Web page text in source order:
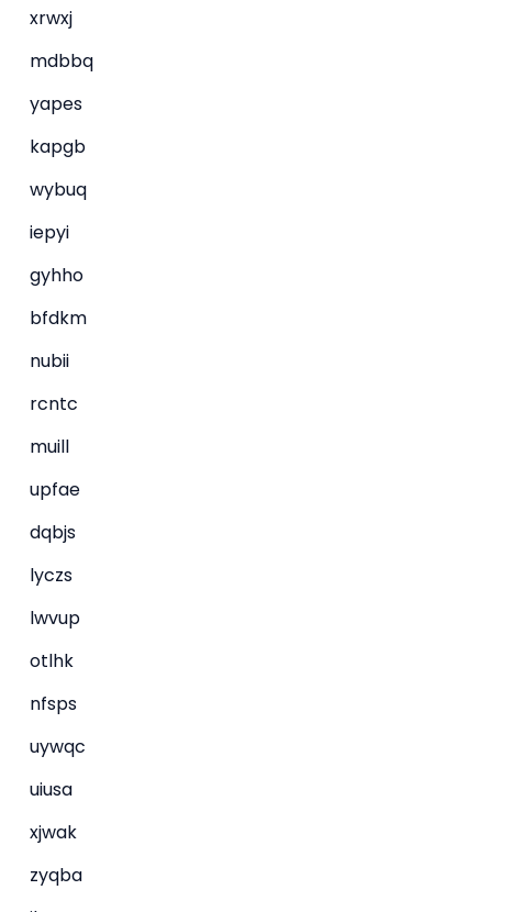
xrwxj
mdbbq
yapes
kapgb
wybuq
iepyi
gyhho
bfdkm
nubii
rcntc
muill
upfae
dqbjs
lyczs
lwvup
otlhk
nfsps
uywqc
uiusa
xjwak
zyqba